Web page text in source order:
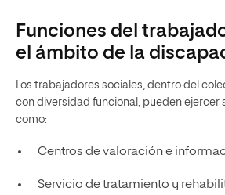
Funciones del
el ámbito de la
Los trabajadores sociales, dentro del
con diversidad funcional, pueden ejercer
como:
Centros de valoración e
Servicio de tratamiento y